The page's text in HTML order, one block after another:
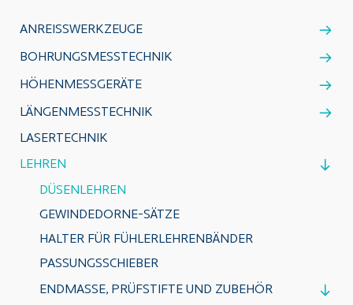
ANREISSWERKZEUGE
BOHRUNGSMESSTECHNIK
HÖHENMESSGERÄTE
LÄNGENMESSTECHNIK
LASERTECHNIK
LEHREN
DÜSENLEHREN
GEWINDEDORNE-SÄTZE
HALTER FÜR FÜHLERLEHRENBÄNDER
PASSUNGSSCHIEBER
ENDMASSE, PRÜFSTIFTE UND ZUBEHÖR